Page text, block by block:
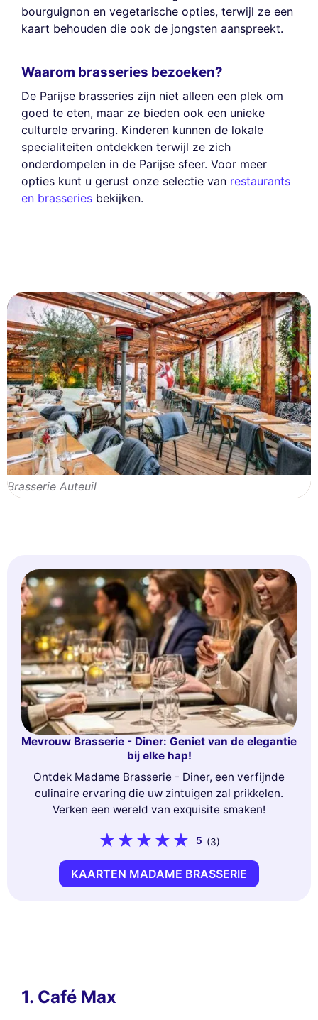
bourguignon en vegetarische opties, terwijl ze een
kaart behouden die ook de jongsten aanspreekt.
Waarom brasseries bezoeken?
De Parijse brasseries zijn niet alleen een plek om
goed te eten, maar ze bieden ook een unieke
culturele ervaring. Kinderen kunnen de lokale
specialiteiten ontdekken terwijl ze zich
onderdompelen in de Parijse sfeer. Voor meer
opties kunt u gerust onze selectie van restaurants
en brasseries bekijken.
Brasserie Auteuil
Mevrouw Brasserie - Diner: Geniet van de elegantie
bij elke hap!
Ontdek Madame Brasserie - Diner, een verfijnde
culinaire ervaring die uw zintuigen zal prikkelen.
Verken een wereld van exquisite smaken!
5 (3)
KAARTEN MADAME BRASSERIE
1. Café Max